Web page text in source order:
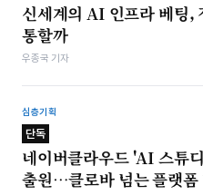
신세계의 AI 인프라 베팅,
통할까
우종국 기자
심층기획
단독
네이버클라우드 'AI 스튜
출원…클로바 넘는 플랫폼